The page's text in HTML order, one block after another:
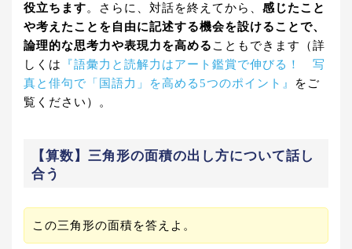
役立ちます。さらに、対話を終えてから、 感じたこと
や考えたことを自由に記述する機会を設けることで、
論理的な思考力や表現力を高める こともできます（詳
しくは
『語彙力と読解力はアート鑑賞で伸びる！ 写
真と俳句で「国語力」を高める5つのポイント』
をご
覧ください）。
【算数】三角形の面積の出し方について話し
合う
この三角形の面積を答えよ。